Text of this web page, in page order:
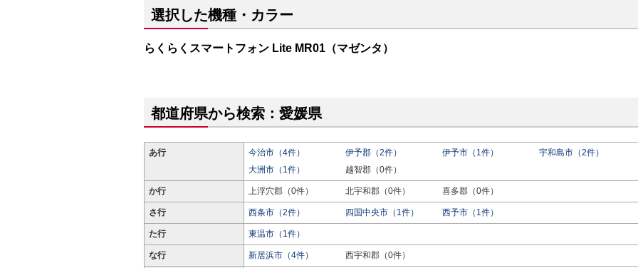
選択した機種・カラー
らくらくスマートフォン Lite MR01（マゼンタ）
都道府県から検索：愛媛県
あ行 今治市（4件） 伊予郡（2件） 伊予市（1件）
宇和島市（2件）
大洲市（1件）
越智郡（0件）
か行 上浮穴郡（0件） 北宇和郡（0件） 喜多郡（0件）
さ行 西条市（2件） 四国中央市（1件） 西予市（1件）
た行 東温市（1件）
な行 新居浜市（4件） 西宇和郡（0件）